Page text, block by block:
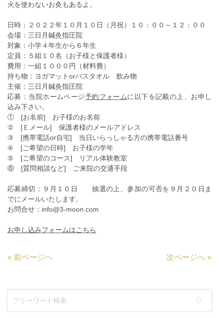
火を使わないお灸もあるよ。
日時：２０２２年１０月１０日（月祝）１０：００～１２：００
会場：三日月鍼灸指圧院
対象：小学４年生から６年生
定員：５組１０名（お子様と保護者様）
費用：一組１０００円（材料費）
持ち物：ヨガマットorバスタオル 飲み物
主催：三日月鍼灸指圧院
応募：当院ホームページ予約フォームに以下を記載の上、お申し
込み下さい。
① [お名前] お子様のお名前
② [Ｅメール] 保護者様のメールアドレス
③ [携帯電話or自宅] 当日いらっしゃる方の携帯電話番号
④ [ご希望の日時] お子様の学年
⑤ [ご希望のコース] リアル体験教室
⑥ [質問相談など] ご来院の交通手段
応募締切：９月１０日 抽選の上、参加の可否を９月２０日ま
でにメールいたします。
お問合せ：info@3-moon.com
お申し込みフォームはこちら
« 前ページへ 次ページへ »